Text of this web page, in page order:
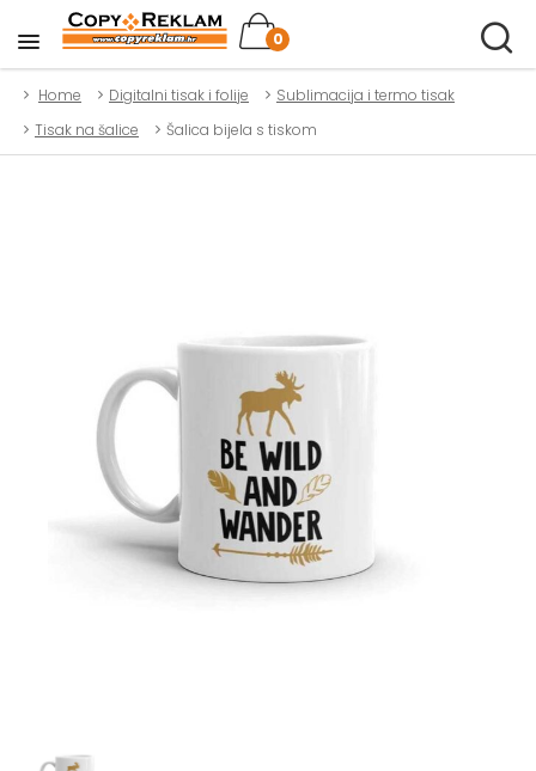
0
Home Digitalni tisak i folije
Sublimacija i termo tisak
Tisak na šalice
Šalica bijela s tiskom